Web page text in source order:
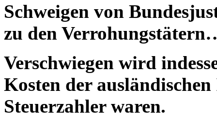
Schweigen von
zu den
Verschwiegen wird
Kosten der
Steuerzahler waren.